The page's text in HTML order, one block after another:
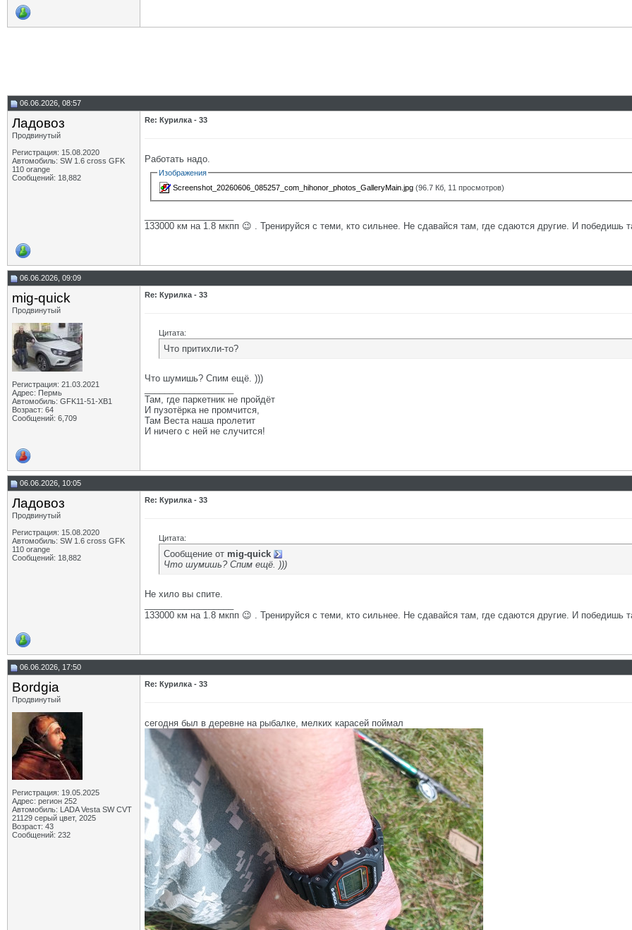
06.06.2026, 08:57
Ладовоз
Продвинутый
Регистрация: 15.08.2020
Автомобиль: SW 1.6 cross GFK
110 orange
Сообщений: 18,882
Re: Курилка - 33
Работать надо.
Изображения
Screenshot_20260606_085257_com_hihonor_photos_GalleryMain.jpg (96.7 Кб, 11 просмотров)
133000 км на 1.8 мкпп 😉 . Тренируйся с теми, кто сильнее. Не сдавайся там, где сдаются другие. И победишь
06.06.2026, 09:09
mig-quick
Продвинутый
Регистрация: 21.03.2021
Адрес: Пермь
Автомобиль: GFK11-51-ХВ1
Возраст: 64
Сообщений: 6,709
Re: Курилка - 33
Цитата:
Что притихли-то?
Что шумишь? Спим ещё. )))
Там, где паркетник не пройдёт
И пузотёрка не промчится,
Там Веста наша пролетит
И ничего с ней не случится!
06.06.2026, 10:05
Ладовоз
Продвинутый
Регистрация: 15.08.2020
Автомобиль: SW 1.6 cross GFK
110 orange
Сообщений: 18,882
Re: Курилка - 33
Цитата:
Сообщение от mig-quick
Что шумишь? Спим ещё. )))
Не хило вы спите.
133000 км на 1.8 мкпп 😉 . Тренируйся с теми, кто сильнее. Не сдавайся там, где сдаются другие. И победишь
06.06.2026, 17:50
Bordgia
Продвинутый
Регистрация: 19.05.2025
Адрес: регион 252
Автомобиль: LADA Vesta SW CVT
21129 серый цвет, 2025
Возраст: 43
Сообщений: 232
Re: Курилка - 33
сегодня был в деревне на рыбалке, мелких карасей поймал